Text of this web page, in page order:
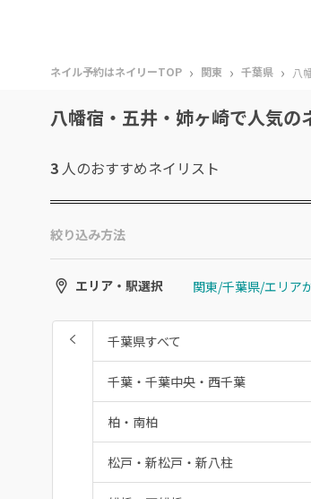
ネイル予約はネイリーTOP › 関東 › 千葉県 › 八
八幡宿・五井・姉ヶ崎で人気の
3 人のおすすめネイリスト
絞り込み方法
エリア・駅選択
千葉県すべて
千葉・千葉中央・西千葉
柏・南柏
松戸・新松戸・新八柱